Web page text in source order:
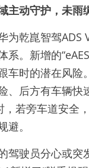
主动守护，未雨
为乾崑智驾ADS
系。新增的
车时的潜在风险
、后方有车辆快
，若旁车道安全
避。
驾驶员分心或突